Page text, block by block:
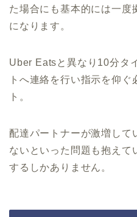
た場合にも基本的には一度
になります。
Uber Eatsと異なり10分タ
トへ連絡を行い指示を仰
ト。
配達パートナーが激増して
ないといった問題も抱えて
するしかありません。